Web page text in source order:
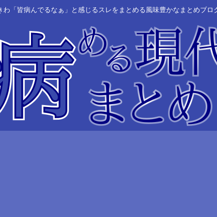
わ「皆病んでるなぁ」と感じるスレをまとめる風味豊かなまとめブロ